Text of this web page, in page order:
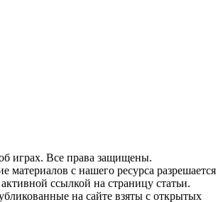
играх. Все права защищены.
материалов с нашего ресурса разрешается
ссылкой на страницу статьи.
на сайте взяты с открытых